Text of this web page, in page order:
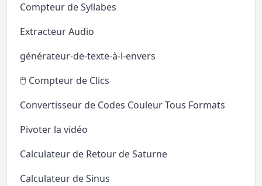
Compteur de Syllabes
Extracteur Audio
générateur-de-texte-à-l-envers
🖱️ Compteur de Clics
Convertisseur de Codes Couleur Tous Formats
Pivoter la vidéo
Calculateur de Retour de Saturne
Calculateur de Sinus